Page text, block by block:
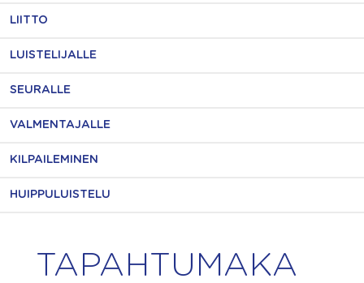
LIITTO
LUISTELIJALLE
SEURALLE
VALMENTAJALLE
KILPAILEMINEN
HUIPPULUISTELU
TAPAHTUMAKA